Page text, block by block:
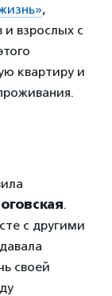
,
и взрослых с
квартиру и
.
с другими
своей